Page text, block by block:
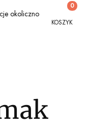
okolicznościowe
Produkty
KOSZYK